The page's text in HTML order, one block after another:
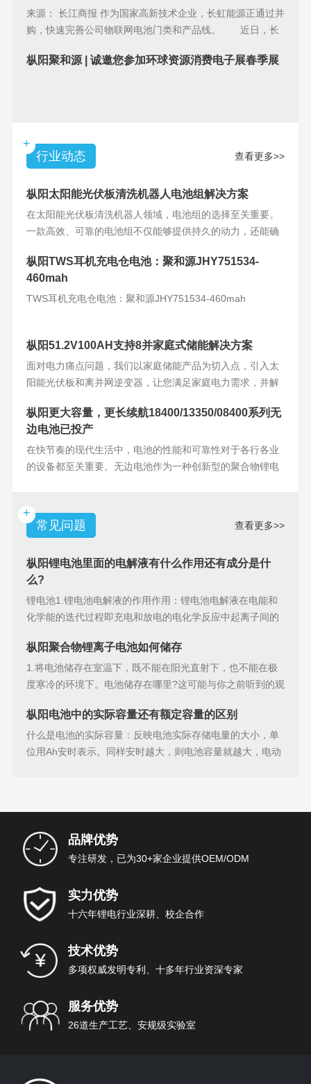
来源： 长江商报 作为国家高新技术企业，长虹能源正通过并
购，快速完善公司物联网电池门类和产品线。 近日，长
枞阳聚和源 | 诚邀您参加环球资源消费电子展春季展
+
行业动态
查看更多>>
枞阳太阳能光伏板清洗机器人电池组解决方案
在太阳能光伏板清洗机器人领域，电池组的选择至关重要。
一款高效、可靠的电池组不仅能够提供持久的动力，还能确
枞阳TWS耳机充电仓电池：聚和源JHY751534-
460mah
TWS耳机充电仓电池：聚和源JHY751534-460mah
枞阳51.2V100AH支持8并家庭式储能解决方案
面对电力痛点问题，我们以家庭储能产品为切入点，引入太
阳能光伏板和离并网逆变器，让您满足家庭电力需求，并解
枞阳更大容量，更长续航18400/13350/08400系列无
边电池已投产
在快节奏的现代生活中，电池的性能和可靠性对于各行各业
的设备都至关重要。无边电池作为一种创新型的聚合物锂电
+
常见问题
查看更多>>
枞阳锂电池里面的电解液有什么作用还有成分是什
么?
锂电池1.锂电池电解液的作用作用：锂电池电解液在电能和
化学能的迭代过程即充电和放电的电化学反应中起离子间的
枞阳聚合物锂离子电池如何储存
1.将电池储存在室温下，既不能在阳光直射下，也不能在极
度寒冷的环境下。电池储存在哪里?这可能与你之前听到的观
枞阳电池中的实际容量还有额定容量的区别
什么是电池的实际容量：反映电池实际存储电量的大小，单
位用Ah安时表示。同样安时越大，则电池容量就越大，电动
品牌优势
专注研发，已为30+家企业提供OEM/ODM
实力优势
十六年锂电行业深耕、校企合作
技术优势
多项权威发明专利、十多年行业资深专家
服务优势
26道生产工艺、安规级实验室